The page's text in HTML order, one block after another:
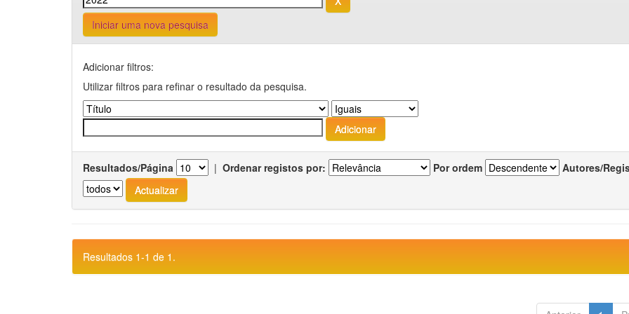
Iniciar uma nova pesquisa
Adicionar filtros:
Utilizar filtros para refinar o resultado da pesquisa.
Resultados/Página | Ordenar registos por: Por ordem Autores/
Resultados 1-1 de 1.